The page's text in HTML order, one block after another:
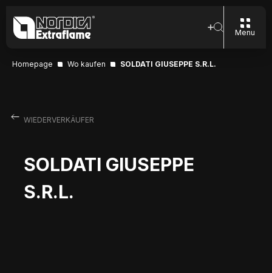
Menu
Homepage Wo kaufen SOLDATI GIUSEPPE S.R.L.
WIEDERVERKÄUFER
SOLDATI GIUSEPPE
S.R.L.